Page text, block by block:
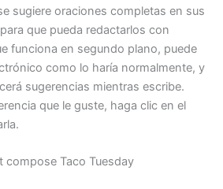
sugiere oraciones completas en sus
que pueda redactarlos con
funciona en segundo plano, puede
como lo haría normalmente, y
sugerencias mientras escribe.
que le guste, haga clic en el